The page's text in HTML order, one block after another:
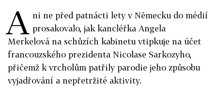
A ni ne před patnácti lety v Německu do médií
prosakovalo, jak kancléřka Angela
Merkelová na schůzích kabinetu vtipkuje na účet
francouzského prezidenta Nicolase Sarkozyho,
přičemž k vrcholům patřily parodie jeho způsobu
vyjadřování a nepřetržité aktivity.